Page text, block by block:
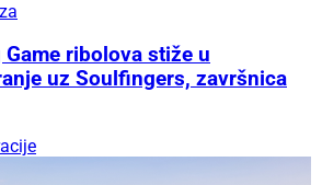
ribolova stiže u
uz Soulfingers, završnica